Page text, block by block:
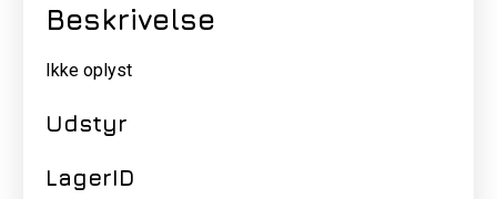
Beskrivelse
Ikke oplyst
Udstyr
LagerID